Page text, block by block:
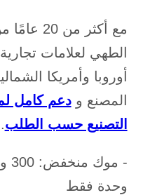
مع أكثر
الطهي لعلامات
أوروبا وأمريكا
المصنع ودعم كامل
التصنيع حسب الطلب.
وحدة فقط